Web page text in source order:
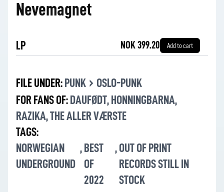
Nevemagnet
LP NOK 399.20 Add to cart
FILE UNDER: PUNK › OSLO-PUNK
FOR FANS OF: DAUFØDT, HONNINGBARNA,
RAZIKA,THE ALLER VÆRSTE
TAGS:
NORWEGIAN
UNDERGROUND
, BEST
OF
2022
, OUT OF PRINT
RECORDS STILL IN
STOCK